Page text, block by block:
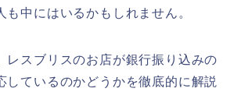
も中にはいるかもしれません。
レスブリスのお店が銀行振り込みの
しているのかどうかを徹底的に解説